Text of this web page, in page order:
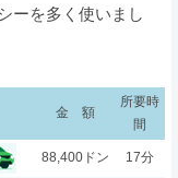
ーを多く使いまし
金 額
所要時
間
88,400ドン 17分